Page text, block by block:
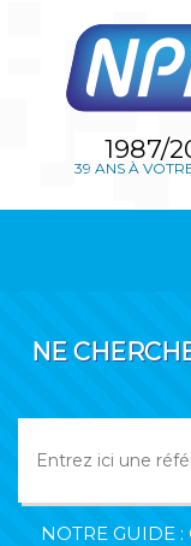
1987/
39 ANS À
NE
NOTRE GUIDE